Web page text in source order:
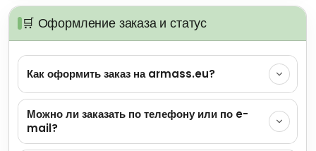
🛒 Оформление заказа и статус
Как оформить заказ на armass.eu?
Можно ли заказать по телефону или по e-
mail?